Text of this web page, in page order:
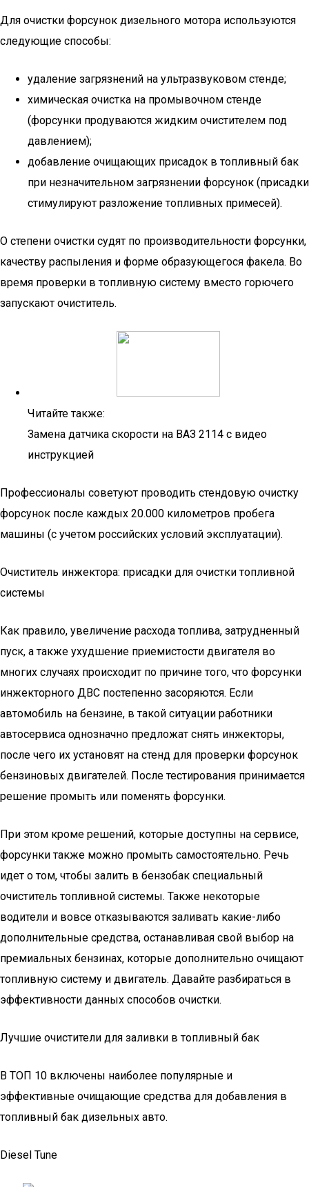
Для очистки форсунок дизельного мотора используются
следующие способы:
удаление загрязнений на ультразвуковом стенде;
химическая очистка на промывочном стенде
(форсунки продуваются жидким очистителем под
давлением);
добавление очищающих присадок в топливный бак
при незначительном загрязнении форсунок (присадки
стимулируют разложение топливных примесей).
О степени очистки судят по производительности форсунки,
качеству распыления и форме образующегося факела. Во
время проверки в топливную систему вместо горючего
запускают очиститель.
Читайте также:
Замена датчика скорости на ВАЗ 2114 с видео
инструкцией
Профессионалы советуют проводить стендовую очистку
форсунок после каждых 20.000 километров пробега
машины (с учетом российских условий эксплуатации).
Очиститель инжектора: присадки для очистки топливной
системы
Как правило, увеличение расхода топлива, затрудненный
пуск, а также ухудшение приемистости двигателя во
многих случаях происходит по причине того, что форсунки
инжекторного ДВС постепенно засоряются. Если
автомобиль на бензине, в такой ситуации работники
автосервиса однозначно предложат снять инжекторы,
после чего их установят на стенд для проверки форсунок
бензиновых двигателей. После тестирования принимается
решение промыть или поменять форсунки.
При этом кроме решений, которые доступны на сервисе,
форсунки также можно промыть самостоятельно. Речь
идет о том, чтобы залить в бензобак специальный
очиститель топливной системы. Также некоторые
водители и вовсе отказываются заливать какие-либо
дополнительные средства, останавливая свой выбор на
премиальных бензинах, которые дополнительно очищают
топливную систему и двигатель. Давайте разбираться в
эффективности данных способов очистки.
Лучшие очистители для заливки в топливный бак
В ТОП 10 включены наиболее популярные и
эффективные очищающие средства для добавления в
топливный бак дизельных авто.
Diesel Tune